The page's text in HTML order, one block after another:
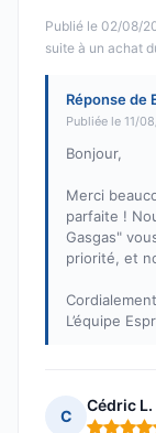
Publié le 02/08/
suite à un achat
Réponse de
Publiée le 11/
Bonjour,
Merci
parfaite !
Gasgas"
priorité, et
L’équipe
C
Cédric L.